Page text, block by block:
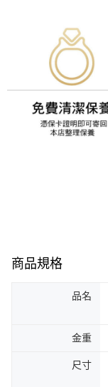
商品規格
品名
金重
尺寸